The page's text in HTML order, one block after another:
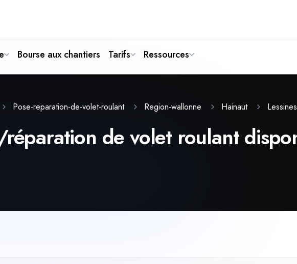
Bourse aux chantiers Tarifs Ressources
Pose-reparation-de-volet-roulant Region-wallonne Hainaut Lessines
de volet roulant